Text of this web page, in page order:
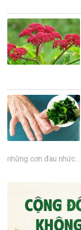
những cơn đau nhức…